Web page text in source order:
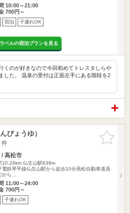
10:00～21:00
700円～
宿泊 子連れOK
ベルの宿泊プランを見る
くのが好きなので今回初めてトレスタしらや
した。 温泉の受付は正面左手にある階段を2
お気に入
りに追加
ぴょうゆ）
/ 高松市
10.24km 仏生山駅639m
電鉄琴平線仏生山駅から徒歩10分高松自動車道高
から…
11:00～24:00
700円～
子連れOK